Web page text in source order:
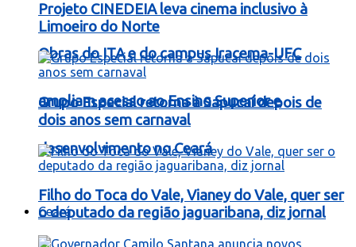
Obras do ITA e do campus Iracema-UFC
ampliam acesso ao Ensino Superior e
desenvolvimento no Ceará
Ceará
Projeto CINEDEIA leva cinema inclusivo à
Limoeiro do Norte
Grupo Especial retorna à Sapucaí depois de
dois anos sem carnaval
Filho do Toca do Vale, Vianey do Vale, quer ser
o deputado da região jaguaribana, diz jornal